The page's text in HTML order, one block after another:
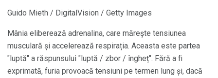
Guido Mieth / DigitalVision / Getty Images
Mânia eliberează adrenalina, care mărește tensiunea
musculară și accelerează respirația. Aceasta este partea
"luptă" a răspunsului "luptă / zbor / îngheț". Fără a fi
exprimată, furia provoacă tensiuni pe termen lung și, dacă